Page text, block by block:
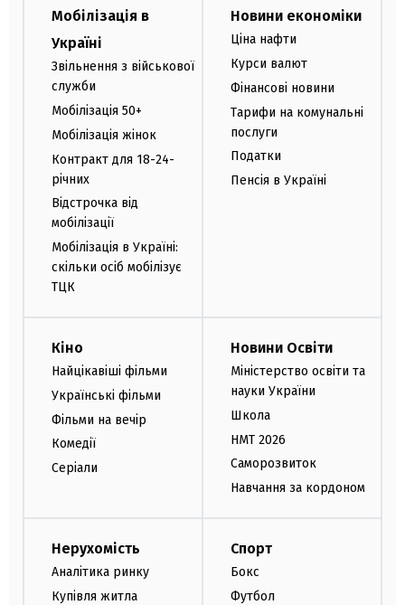
Мобілізація в
Україні
Звільнення з військової
служби
Мобілізація 50+
Мобілізація жінок
Контракт для 18-24-
річних
Відстрочка від
мобілізації
Мобілізація в Україні:
скільки осіб мобілізує
ТЦК
Новини економіки
Ціна нафти
Курси валют
Фінансові новини
Тарифи на комунальні
послуги
Податки
Пенсія в Україні
Кіно
Найцікавіші фільми
Українські фільми
Фільми на вечір
Комедії
Серіали
Новини Освіти
Міністерство освіти та
науки України
Школа
НМТ 2026
Саморозвиток
Навчання за кордоном
Нерухомість
Аналітика ринку
Купівля житла
Спорт
Бокс
Футбол